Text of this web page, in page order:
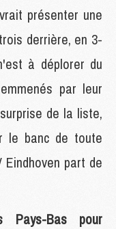
présenter une
derrière, en 3-
à déplorer du
par leur
de la liste,
le banc de toute
Eindhoven part de
Pays-Bas pour